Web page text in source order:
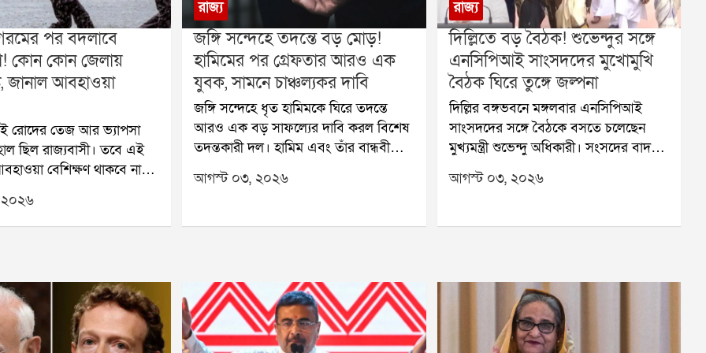
পর বদলাবে
কোন কোন জেলায়
জানাল আবহাওয়া
রোদের তেজ আর ভ্যাপসা
ছিল রাজ্যবাসী। তবে এই
বেশিক্ষণ থাকবে না
আবহাওয়া দফতর। সক্রিয়
এবং উত্তরবঙ্গ সংলগ্ন
আগামী কয়েক দিন
ভারী বৃষ্টির পূর্বাভাস
দক্ষিণবঙ্গেও ধীরে ধীরে
দাপট।আবহাওয়া দফতরের
দার্জিলিং, জলপাইগুড়ি,
রাজ্য
জঙ্গি সন্দেহে তদন্তে বড় মোড়!
হামিমের পর গ্রেফতার আরও এক
যুবক, সামনে চাঞ্চল্যকর দাবি
জঙ্গি সন্দেহে ধৃত হামিমকে ঘিরে তদন্তে
আরও এক বড় সাফল্যের দাবি করল বিশেষ
তদন্তকারী দল। হামিম এবং তাঁর বান্ধবী
অর্পিতার পর এবার গ্রেফতার করা হয়েছে
আদিত্য সিং ওরফে রাজুকে। ভোররাতে
তাঁকে আটক করে তদন্তকারীরা।
তাকে সাহায্য করত। তদন্তে এমন তথ্যও
উঠে এসেছে বলে দাবি করা হচ্ছে, যেখানে
বলা হয়েছে এক মন্ত্রীর গতিবিধির উপর নজর
রাখার দায়িত্ব আদিত্যর উপর ছিল।
আগস্ট ০৩, ২০২৬
রাজ্য
দিল্লিতে বড় বৈঠক! শুভেন্দুর সঙ্গে
এনসিপিআই সাংসদদের মুখোমুখি
বৈঠক ঘিরে তুঙ্গে জল্পনা
দিল্লির বঙ্গভবনে মঙ্গলবার এনসিপিআই
সাংসদদের সঙ্গে বৈঠকে বসতে চলেছেন
মুখ্যমন্ত্রী শুভেন্দু অধিকারী। সংসদের বাদল
অধিবেশনের শুরুতেই এই বৈঠক হওয়ার
কথা থাকলেও শেষ পর্যন্ত তা পিছিয়ে যায়।
চলেছে। রাজনৈতিক মহলের নজর এখন এই
ছিল। পরে স্থান পরিবর্তন করে বঙ্গভবন ঠিক
করা হয়। তবে গত আটাশে জুলাই রাজ্যের
ব্যস্ততার কারণে দিল্লি যেতে পারেননি
শুভেন্দু। সেই কারণে বৈঠক স্থগিত হয়ে যায়।
আগস্ট ০৩, ২০২৬